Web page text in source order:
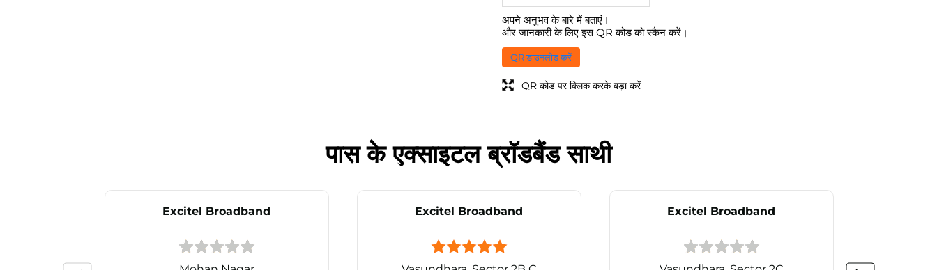
अपने अनुभव के बारे में बताएं।
और जानकारी के लिए इस QR कोड को स्कैन करें।
QR डाउनलोड करें
QR कोड पर क्लिक करके बड़ा करें
पास के एक्साइटल ब्रॉडबैंड साथी
Excitel Broadband Excitel Broadband Excitel Broadband